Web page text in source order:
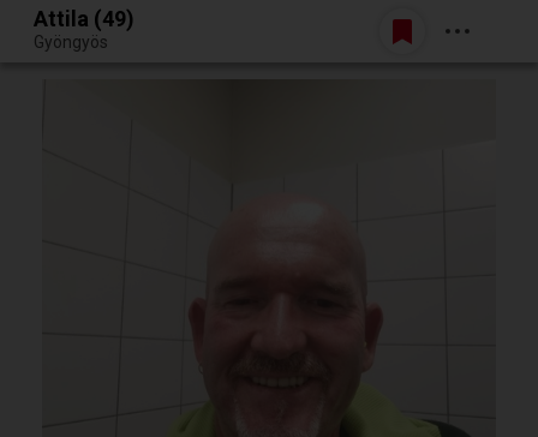
Egy jó randiból bármi lehet.
Belépés
Attila (49)
Gyöngyös